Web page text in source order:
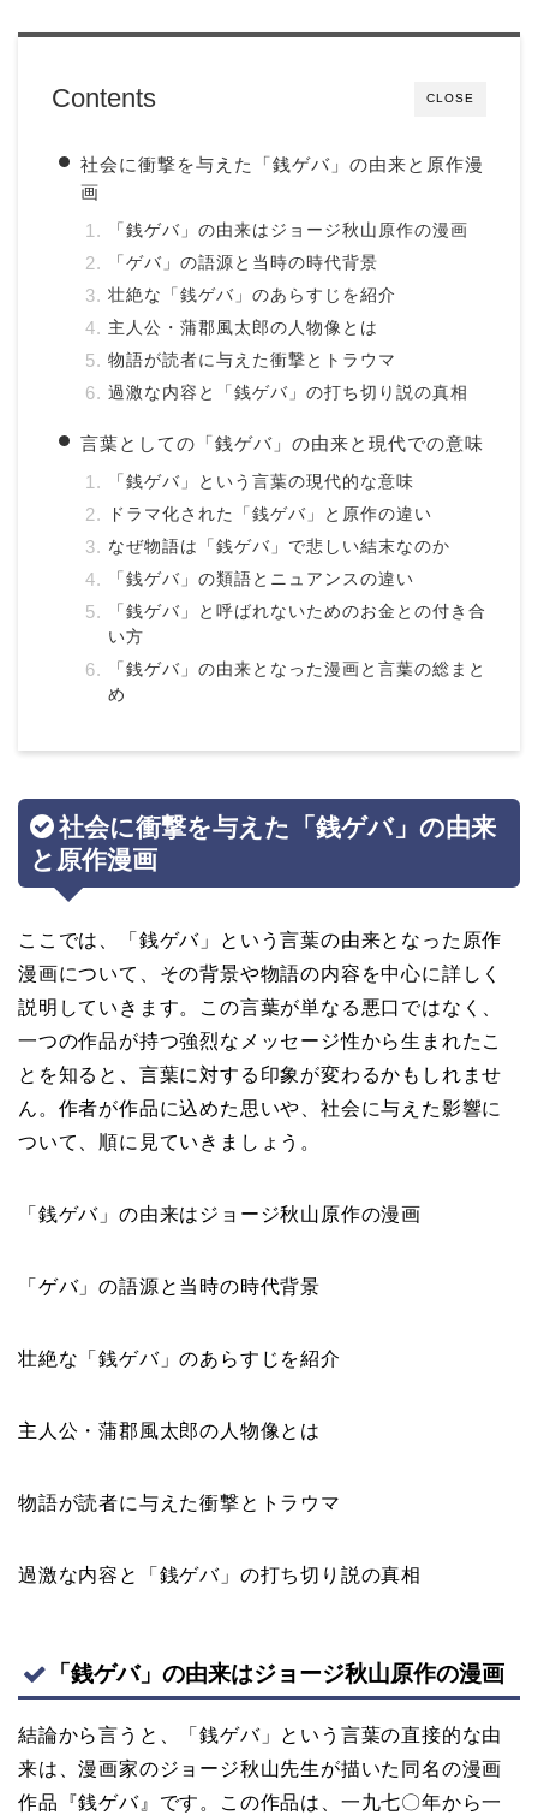
CLOSE
Contents
社会に衝撃を与えた「銭ゲバ」の由来と原作漫
画
「銭ゲバ」の由来はジョージ秋山原作の漫画
「ゲバ」の語源と当時の時代背景
壮絶な「銭ゲバ」のあらすじを紹介
主人公・蒲郡風太郎の人物像とは
物語が読者に与えた衝撃とトラウマ
過激な内容と「銭ゲバ」の打ち切り説の真相
言葉としての「銭ゲバ」の由来と現代での意味
「銭ゲバ」という言葉の現代的な意味
ドラマ化された「銭ゲバ」と原作の違い
なぜ物語は「銭ゲバ」で悲しい結末なのか
「銭ゲバ」の類語とニュアンスの違い
「銭ゲバ」と呼ばれないためのお金との付き合
い方
「銭ゲバ」の由来となった漫画と言葉の総まと
め
社会に衝撃を与えた「銭ゲバ」の由来
と原作漫画
ここでは、「銭ゲバ」という言葉の由来となった原作
漫画について、その背景や物語の内容を中心に詳しく
説明していきます。この言葉が単なる悪口ではなく、
一つの作品が持つ強烈なメッセージ性から生まれたこ
とを知ると、言葉に対する印象が変わるかもしれませ
ん。作者が作品に込めた思いや、社会に与えた影響に
ついて、順に見ていきましょう。
「銭ゲバ」の由来はジョージ秋山原作の漫画
「ゲバ」の語源と当時の時代背景
壮絶な「銭ゲバ」のあらすじを紹介
主人公・蒲郡風太郎の人物像とは
物語が読者に与えた衝撃とトラウマ
過激な内容と「銭ゲバ」の打ち切り説の真相
「銭ゲバ」の由来はジョージ秋山原作の漫画
結論から言うと、「銭ゲバ」という言葉の直接的な由
来は、漫画家のジョージ秋山先生が描いた同名の漫画
作品『銭ゲバ』です。この作品は、一九七〇年から一